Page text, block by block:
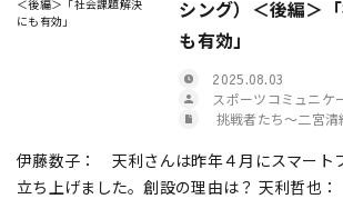
シング）＜後編＞
も有効」
2025.08.03
スポーツコミュニケ
挑戦者たち〜二宮
伊藤数子： 天利さんは昨年４月にスマート
立ち上げました。創設の理由は？ 天利哲也